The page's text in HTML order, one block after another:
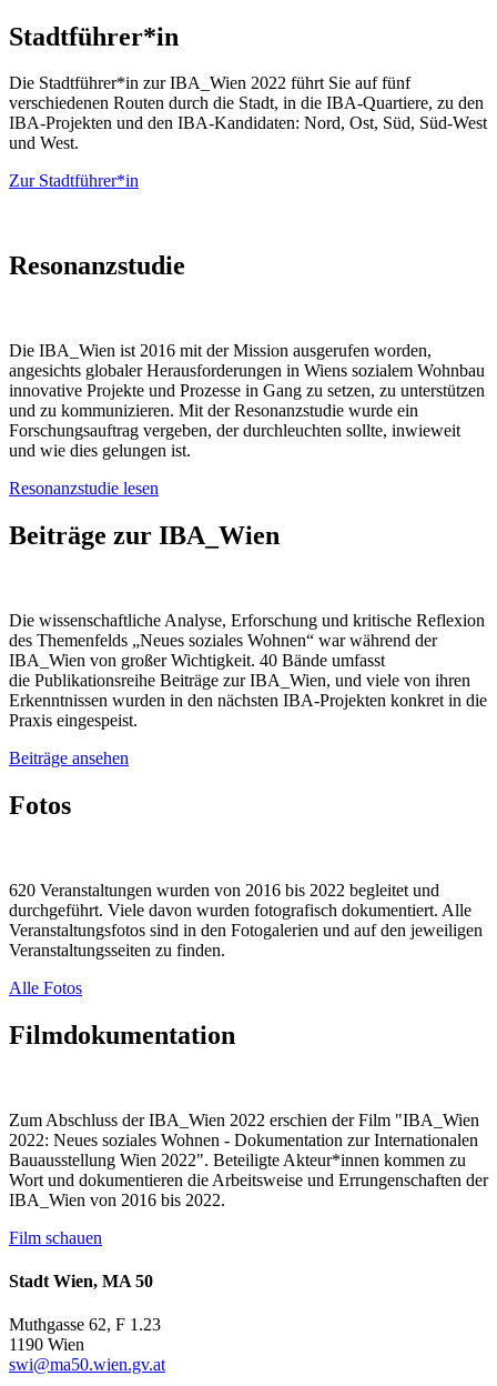
Stadtführer*in
Die Stadtführer*in zur IBA_Wien 2022 führt Sie auf fünf
verschiedenen Routen durch die Stadt, in die IBA-Quartiere, zu den
IBA-Projekten und den IBA-Kandidaten: Nord, Ost, Süd, Süd-West
und West.
Zur Stadtführer*in
Resonanzstudie
Die IBA_Wien ist 2016 mit der Mission ausgerufen worden,
angesichts globaler Herausforderungen in Wiens sozialem Wohnbau
innovative Projekte und Prozesse in Gang zu setzen, zu unterstützen
und zu kommunizieren. Mit der Resonanzstudie wurde ein
Forschungsauftrag vergeben, der durchleuchten sollte, inwieweit
und wie dies gelungen ist.
Resonanzstudie lesen
Beiträge zur IBA_Wien
Die wissenschaftliche Analyse, Erforschung und kritische Reflexion
des Themenfelds „Neues soziales Wohnen“ war während der
IBA_Wien von großer Wichtigkeit. 40 Bände umfasst
die Publikationsreihe Beiträge zur IBA_Wien, und viele von ihren
Erkenntnissen wurden in den nächsten IBA-Projekten konkret in die
Praxis eingespeist.
Beiträge ansehen
Fotos
620 Veranstaltungen wurden von 2016 bis 2022 begleitet und
durchgeführt. Viele davon wurden fotografisch dokumentiert. Alle
Veranstaltungsfotos sind in den Fotogalerien und auf den jeweiligen
Veranstaltungsseiten zu finden.
Alle Fotos
Filmdokumentation
Zum Abschluss der IBA_Wien 2022 erschien der Film "IBA_Wien
2022: Neues soziales Wohnen - Dokumentation zur Internationalen
Bauausstellung Wien 2022". Beteiligte Akteur*innen kommen zu
Wort und dokumentieren die Arbeitsweise und Errungenschaften der
IBA_Wien von 2016 bis 2022.
Film schauen
Stadt Wien, MA 50
Muthgasse 62, F 1.23
1190 Wien
swi@ma50.wien.gv.at